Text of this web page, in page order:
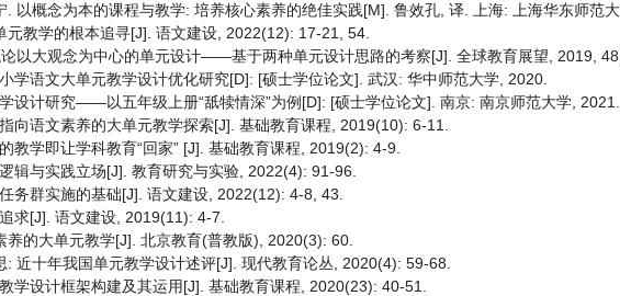
. 以概念为本的课程与教学: 培养核心素养的绝佳实践[M]. 鲁效孔, 译. 上海: 上海华东师范
元教学的根本追寻[J]. 语文建设, 2022(12): 17-21, 54.
以大观念为中心的单元设计——基于两种单元设计思路的考察[J]. 全球教育展望, 2019,
学语文大单元教学设计优化研究[D]: [硕士学位论文]. 武汉: 华中师范大学, 2020.
设计研究——以五年级上册“舐犊情深”为例[D]: [硕士学位论文]. 南京: 南京师范大学, 2021.
语文素养的大单元教学探索[J]. 基础教育课程, 2019(10): 6-11.
教学即让学科教育“回家” [J]. 基础教育课程, 2019(2): 4-9.
辑与实践立场[J]. 教育研究与实验, 2022(4): 91-96.
务群实施的基础[J]. 语文建设, 2022(12): 4-8, 43.
求[J]. 语文建设, 2019(11): 4-7.
养的大单元教学[J]. 北京教育(普教版), 2020(3): 60.
: 近十年我国单元教学设计述评[J]. 现代教育论丛, 2020(4): 59-68.
学设计框架构建及其运用[J]. 基础教育课程, 2020(23): 40-51.